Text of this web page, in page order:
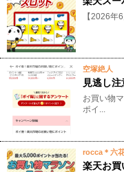
【2026年
空塚絶人
見逃し
お買い物
ポイ...
rocca＊六
楽天お買